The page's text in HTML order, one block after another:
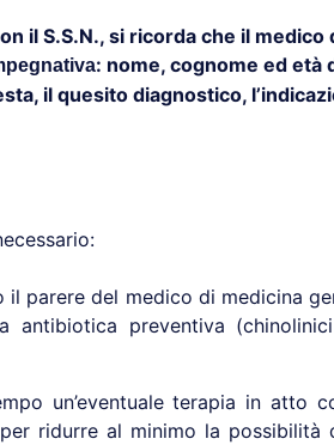
il S.S.N., si ricorda che il medico
: nome, cognome ed età
il quesito diagnostico,
il parere del medico di medicina
antibiotica preventiva
un’eventuale terapia in atto
ridurre al minimo la possibilità